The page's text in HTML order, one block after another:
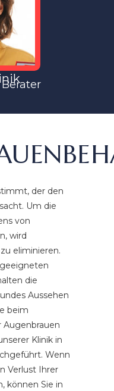
der den
Um die
von
wird
eliminieren.
die
Aussehen
beim
Augenbrauen
Klinik in
Wenn
Verlust Ihrer
können Sie in